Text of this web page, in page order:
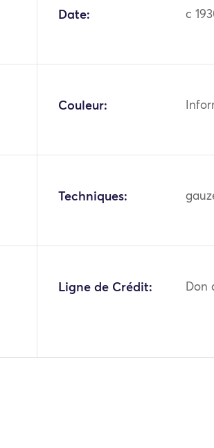
Date: c
Couleur:
Techniques:
Ligne de Crédit: Don